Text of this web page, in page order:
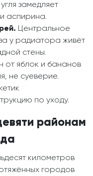
замедляет
аспирина.
Центральное
у радиатора живёт
стены.
от яблок и бананов
не суеверие.
по уходу.
районам
километров
городов